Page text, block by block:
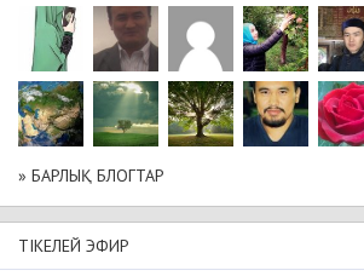
» БАРЛЫҚ БЛОГТАР
ТІКЕЛЕЙ ЭФИР